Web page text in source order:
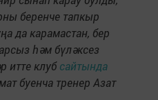
беренче тапкыр
да карамастан, бер
һәм бүләксез
итте клубсайтында
буенча тренер Азат